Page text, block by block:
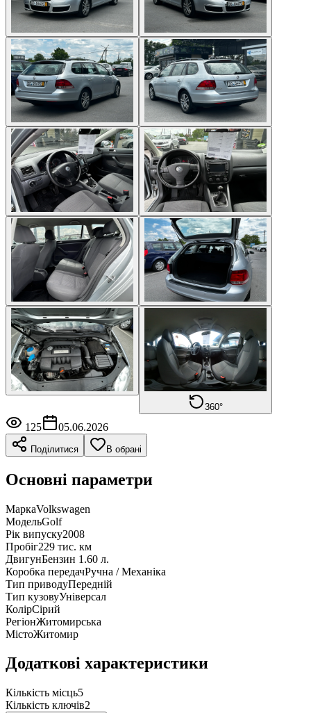
360°
125 05.06.2026
Поділитися В обрані
Основні параметри
МаркаVolkswagen
МодельGolf
Рік випуску2008
Пробіг229 тис. км
ДвигунБензин 1.60 л.
Коробка передачРучна / Механіка
Тип приводуПередній
Тип кузовуУніверсал
КолірСірий
РегіонЖитомирська
МістоЖитомир
Додаткові характеристики
Кількість місць5
Кількість ключів2